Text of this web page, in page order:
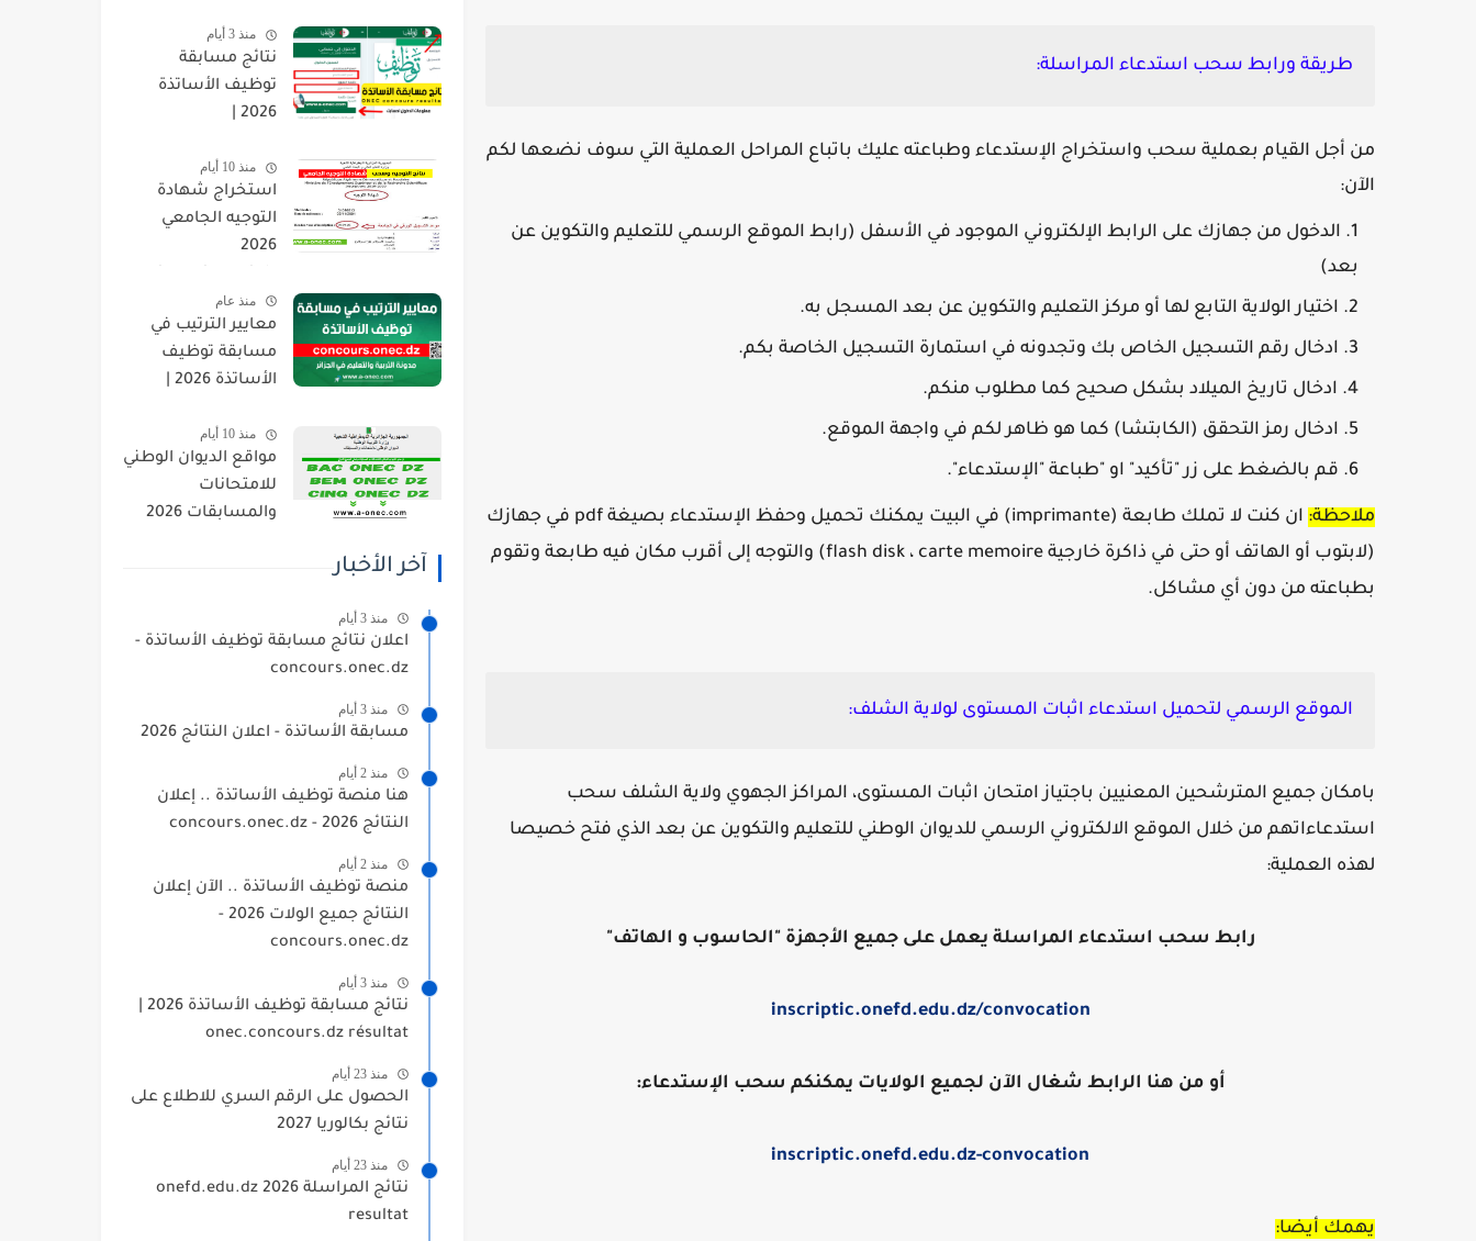
طريقة ورابط سحب استدعاء المراسلة:
من أجل القيام بعملية سحب واستخراج الإستدعاء وطباعته عليك باتباع المراحل العملية التي سوف نضعها لكم
الآن:
الدخول من جهازك على الرابط الإلكتروني الموجود في الأسفل (رابط الموقع الرسمي للتعليم والتكوين عن
بعد)
اختيار الولاية التابع لها أو مركز التعليم والتكوين عن بعد المسجل به.
ادخال رقم التسجيل الخاص بك وتجدونه في استمارة التسجيل الخاصة بكم.
ادخال تاريخ الميلاد بشكل صحيح كما مطلوب منكم.
ادخال رمز التحقق (الكابتشا) كما هو ظاهر لكم في واجهة الموقع.
قم بالضغط على زر "تأكيد" او "طباعة "الإستدعاء".
ملاحظة:
ان كنت لا تملك طابعة (imprimante) في البيت يمكنك تحميل وحفظ الإستدعاء بصيغة pdf في جهازك
(لابتوب أو الهاتف أو حتى في ذاكرة خارجية flash disk ، carte memoire) والتوجه إلى أقرب مكان فيه طابعة وتقوم
بطباعته من دون أي مشاكل.
الموقع الرسمي لتحميل استدعاء اثبات المستوى لولاية الشلف:
بامكان جميع المترشحين المعنيين باجتياز امتحان اثبات المستوى، المراكز الجهوي ولاية الشلف سحب
استدعاءاتهم من خلال الموقع الالكتروني الرسمي للديوان الوطني للتعليم والتكوين عن بعد الذي فتح خصيصا
لهذه العملية:
رابط سحب استدعاء المراسلة يعمل على جميع الأجهزة "الحاسوب و الهاتف"
inscriptic.onefd.edu.dz/convocation
أو من هنا الرابط شغال الآن لجميع الولايات يمكنكم سحب الإستدعاء:
inscriptic.onefd.edu.dz-convocation
يهمك أيضا:
concours.onec.dz
منذ 3 أيام
نتائج مسابقة
توظيف الأساتذة
résultat
منذ 10 أيام
استخراج شهادة
التوجيه الجامعي
2026
منذ عام
معايير الترتيب في
مسابقة توظيف
منذ 10 أيام
مواقع الديوان الوطني
للامتحانات
والمسابقات 2026
آخر الأخبار
منذ 3 أيام
اعلان نتائج مسابقة توظيف الأساتذة -
concours.onec.dz
منذ 3 أيام
مسابقة الأساتذة - اعلان النتائج 2026
منذ 2 أيام
هنا منصة توظيف الأساتذة .. إعلان
النتائج 2026 - concours.onec.dz
منذ 2 أيام
منصة توظيف الأساتذة .. الآن إعلان
النتائج جميع الولات 2026 -
concours.onec.dz
منذ 3 أيام
onec.concours.dz résultat
منذ 23 أيام
الحصول على الرقم السري للاطلاع على
نتائج بكالوريا 2027
منذ 23 أيام
نتائج المراسلة 2026 onefd.edu.dz
resultat